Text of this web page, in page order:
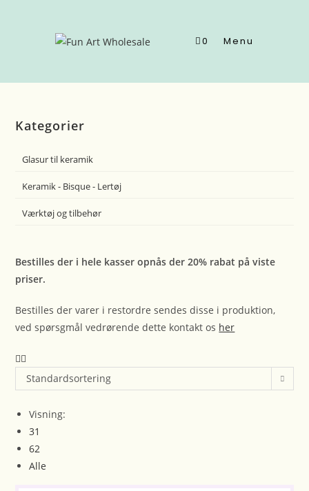
0 Menu
Kategorier
Glasur til keramik
Keramik - Bisque - Lertøj
Værktøj og tilbehør
Bestilles der i hele kasser opnås der 20% rabat på viste
priser.
Bestilles der varer i restordre sendes disse i produktion,
ved spørsgmål vedrørende dette kontakt os her
Standardsortering
Visning:
31
62
Alle